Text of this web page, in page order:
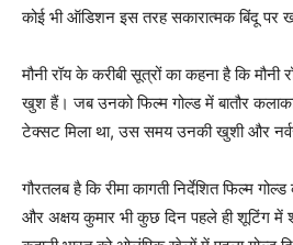
कोई भी ऑडिशन इस तरह सकारात्‍मक बिंदू पर
मौनी रॉय के करीबी सूत्रों का कहना है कि
खुश हैं। जब उनको फिल्‍म गोल्‍ड में बातौर
टेक्‍सट मिला था, उस समय उनकी खुशी और
गौरतलब है कि रीमा कागती निर्देशित फिल्‍म
और अक्षय कुमार भी कुछ दिन पहले ही शूटिंग में